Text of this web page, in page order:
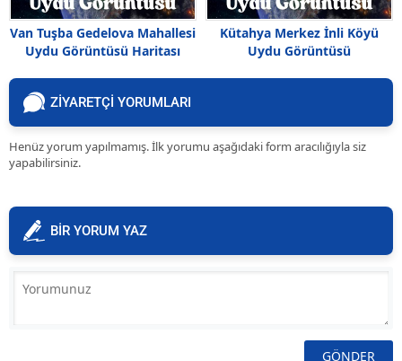
Van Tuşba Gedelova Mahallesi
Uydu Görüntüsü Haritası
Kütahya Merkez İnli Köyü
Uydu Görüntüsü
ZİYARETÇİ YORUMLARI
Henüz yorum yapılmamış. İlk yorumu aşağıdaki form aracılığıyla siz
yapabilirsiniz.
BİR YORUM YAZ